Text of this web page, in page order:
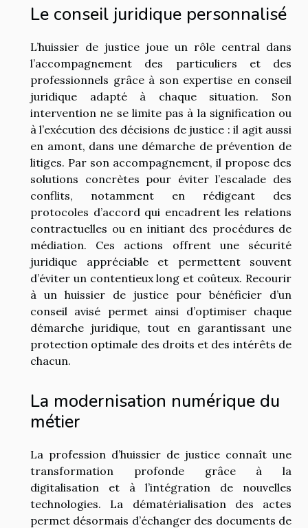
Le conseil juridique personnalisé
L’huissier de justice joue un rôle central dans
l’accompagnement des particuliers et des
professionnels grâce à son expertise en conseil
juridique adapté à chaque situation. Son
intervention ne se limite pas à la signification ou
à l’exécution des décisions de justice : il agit aussi
en amont, dans une démarche de prévention de
litiges. Par son accompagnement, il propose des
solutions concrètes pour éviter l’escalade des
conflits, notamment en rédigeant des
protocoles d’accord qui encadrent les relations
contractuelles ou en initiant des procédures de
médiation. Ces actions offrent une sécurité
juridique appréciable et permettent souvent
d’éviter un contentieux long et coûteux. Recourir
à un huissier de justice pour bénéficier d’un
conseil avisé permet ainsi d’optimiser chaque
démarche juridique, tout en garantissant une
protection optimale des droits et des intérêts de
chacun.
La modernisation numérique du
métier
La profession d’huissier de justice connaît une
transformation profonde grâce à la
digitalisation et à l’intégration de nouvelles
technologies. La dématérialisation des actes
permet désormais d’échanger des documents de